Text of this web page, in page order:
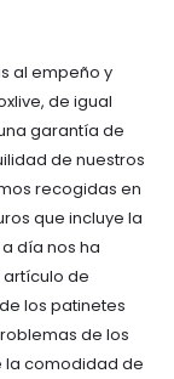
al empeño y
de igual
garantía de
de nuestros
recogidas en
que incluye la
día nos ha
de
los patinetes
de los
la comodidad de